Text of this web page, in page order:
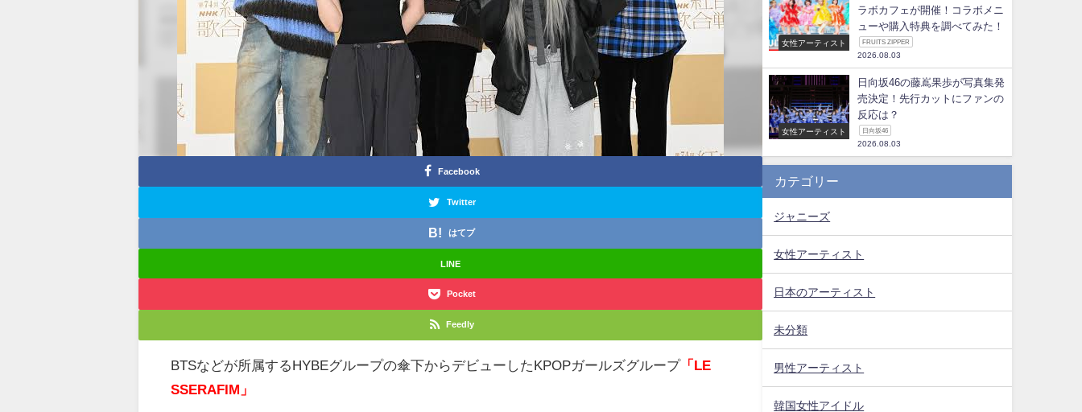
Facebook
Twitter
はてブ
LINE
Pocket
Feedly
BTSなどが所属するHYBEグループの傘下からデビューしたKPOPガールズグループ「LE
SSERAFIM」
女性アーティスト
ラボカフェが開催！コラボメニ
ューや購入特典を調べてみた！
FRUITS ZIPPER
2026.08.03
女性アーティスト
日向坂46の藤嶌果歩が写真集発
売決定！先行カットにファンの
反応は？
日向坂46
2026.08.03
カテゴリー
ジャニーズ
女性アーティスト
日本のアーティスト
未分類
男性アーティスト
韓国女性アイドル